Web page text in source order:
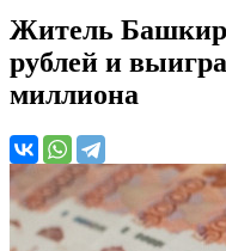
Житель
рублей и
миллиона